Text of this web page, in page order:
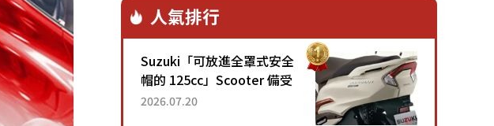
人氣排行
Suzuki「可放進全罩式安全
帽的 125cc」Scooter 備受
矚目！採用全新流線設計與
2026.07.20